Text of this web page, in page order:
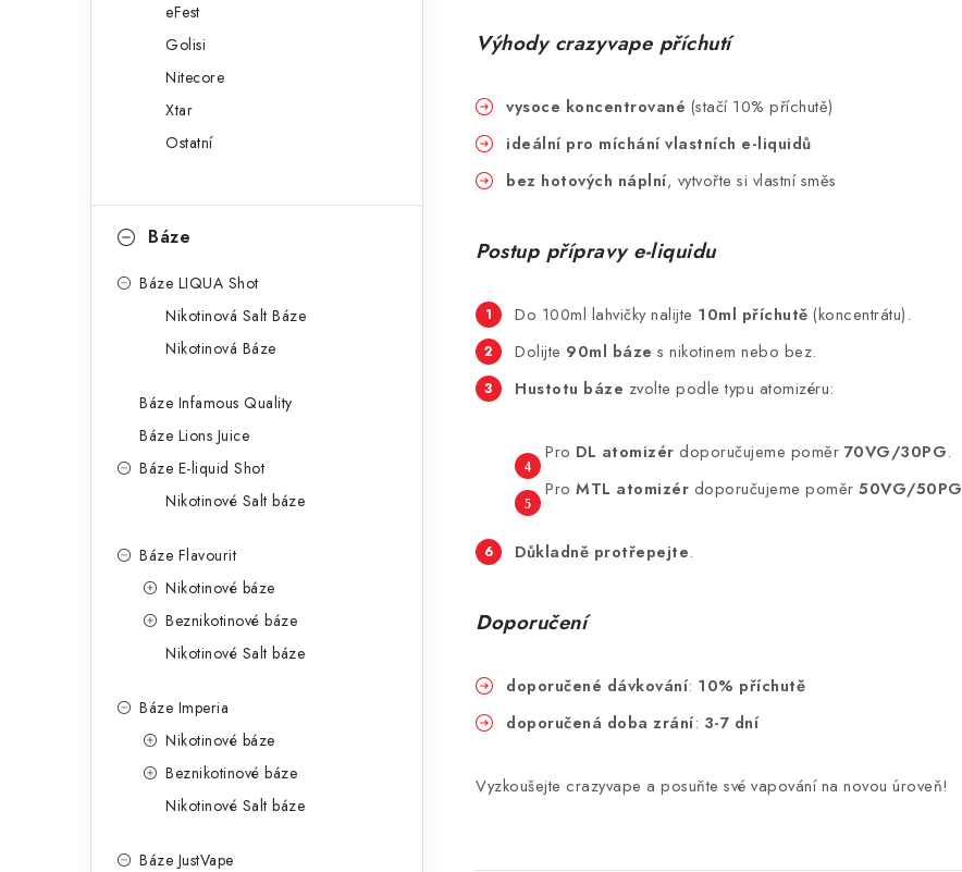
eFest
Golisi
Nitecore
Xtar
Ostatní
Báze
Báze LIQUA Shot
Nikotinová Salt Báze
Nikotinová Báze
Báze Infamous Quality
Báze Lions Juice
Báze E-liquid Shot
Nikotinové Salt báze
Báze Flavourit
Nikotinové báze
Beznikotinové báze
Nikotinové Salt báze
Báze Imperia
Nikotinové báze
Beznikotinové báze
Nikotinové Salt báze
Báze JustVape
Výhody crazyvape příchutí
vysoce koncentrované (stačí 10% příchutě)
ideální pro míchání vlastních e-liquidů
bez hotových náplní, vytvořte si vlastní směs
Postup přípravy e-liquidu
Do 100ml lahvičky nalijte 10ml příchutě (koncentrátu).
Dolijte 90ml báze s nikotinem nebo bez.
Hustotu báze zvolte podle typu atomizéru:
Pro DL atomizér doporučujeme poměr 70VG/30PG.
Pro MTL atomizér doporučujeme poměr 50VG/50PG
Důkladně protřepejte.
Doporučení
doporučené dávkování: 10% příchutě
doporučená doba zrání: 3-7 dní
Vyzkoušejte crazyvape a posuňte své vapování na novou úroveň!